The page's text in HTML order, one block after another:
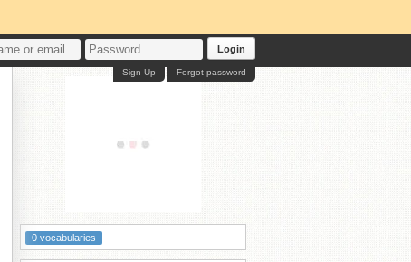
Login
Forgot password
Sign Up
0 vocabularies